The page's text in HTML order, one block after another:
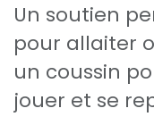
Un soutien
pour allaiter
un coussin
jouer et se